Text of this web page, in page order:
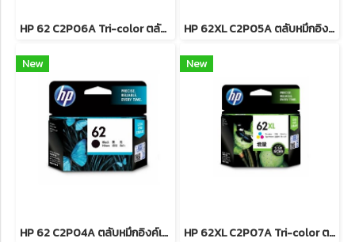
HP 62 C2P06A Tri-color ตลับหมึกอิงค์เจ็ท 3 สี HP 62XL C2P05A ตลับหมึกอิงค์เจ็ท สีดำ
New
HP 62 C2P04A ตลับหมึกอิงค์เจ็ท สีดำ
New
HP 62XL C2P07A Tri-color ตลับหมึกอิงค์เจ็ท 3 สี